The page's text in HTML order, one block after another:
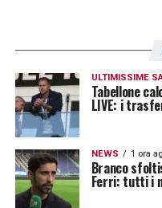
ULTIMISSIME
Tabellone
LIVE: i
NEWS 1 ora
Branco
Ferri: tutti i